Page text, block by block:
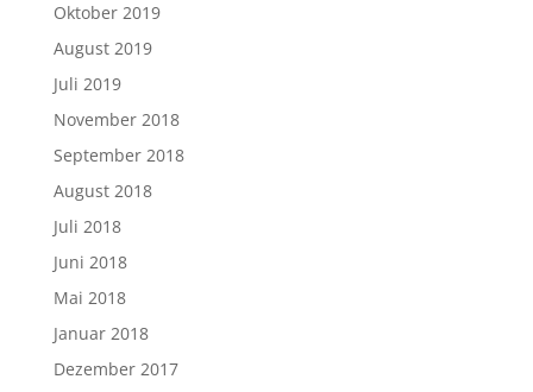
Oktober 2019
August 2019
Juli 2019
November 2018
September 2018
August 2018
Juli 2018
Juni 2018
Mai 2018
Januar 2018
Dezember 2017